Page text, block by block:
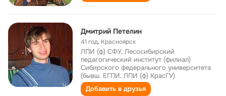
Дмитрий Петелин
41 год, Красноярск
ЛПИ (ф) СФУ, Лесосибирский
педагогический институт (филиал)
Сибирского федерального университета
(бывш. ЕГПИ, ЛПИ (ф) КрасГУ)
Добавить в друзья